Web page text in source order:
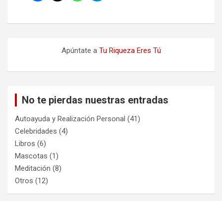
Apúntate a Tu Riqueza Eres Tú
No te pierdas nuestras entradas
Autoayuda y Realización Personal (41)
Celebridades (4)
Libros (6)
Mascotas (1)
Meditación (8)
Otros (12)